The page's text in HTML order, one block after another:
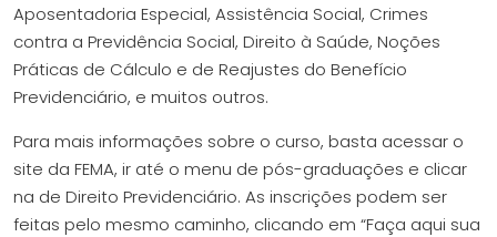
Aposentadoria Especial, Assistência Social, Crimes
contra a Previdência Social, Direito à Saúde, Noções
Práticas de Cálculo e de Reajustes do Benefício
Previdenciário, e muitos outros.
Para mais informações sobre o curso, basta acessar o
site da FEMA, ir até o menu de pós-graduações e clicar
na de Direito Previdenciário. As inscrições podem ser
feitas pelo mesmo caminho, clicando em “Faça aqui sua